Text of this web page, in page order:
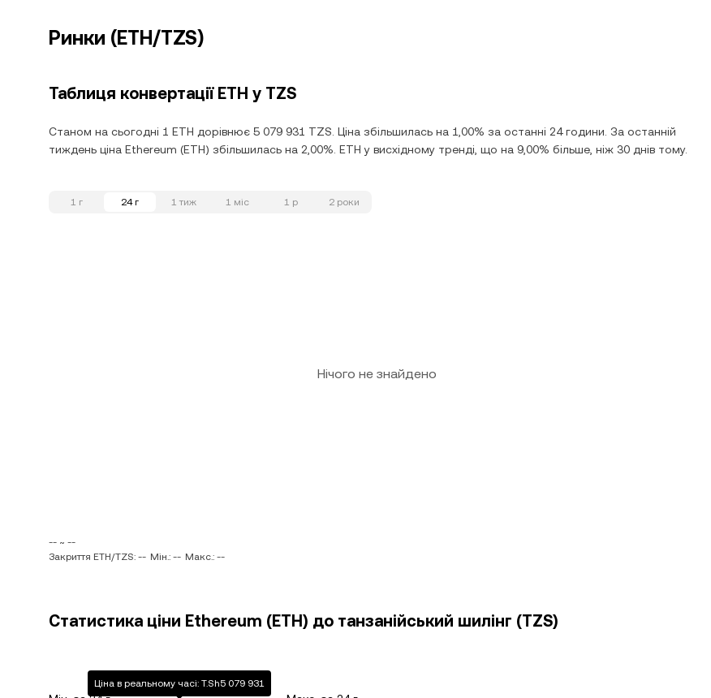
Ринки (ETH/TZS)
Таблиця конвертації ETH у TZS
Станом на сьогодні 1 ETH дорівнює 5 079 931 TZS. Ціна збільшилась на 1,00% за останні 24 години. За останній
тиждень ціна Ethereum (ETH) збільшилась на 2,00%. ETH у висхідному тренді, що на 9,00% більше, ніж 30 днів тому.
1 г 24 г 1 тиж 1 міс 1 р 2 роки
Нічого не знайдено
-- ~ --
Закриття ETH/TZS: -- Мін.: -- Макс.: --
Статистика ціни Ethereum (ETH) до танзанійський шилінг (TZS)
Ціна в реальному часі: T.Sh5 079 931